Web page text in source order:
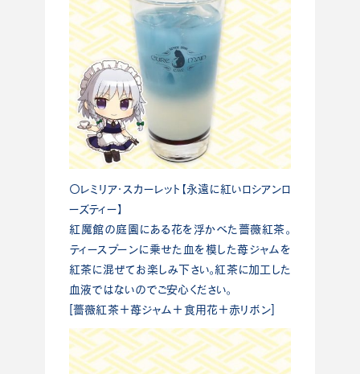
〇レミリア・スカーレット【永遠に紅いロシアンロ
ーズティー】
紅魔館の庭園にある花を浮かべた薔薇紅茶。
ティースプーンに乗せた血を模した苺ジャムを
紅茶に混ぜてお楽しみ下さい。紅茶に加工した
血液ではないのでご安心ください。
[薔薇紅茶＋苺ジャム＋食用花＋赤リボン]